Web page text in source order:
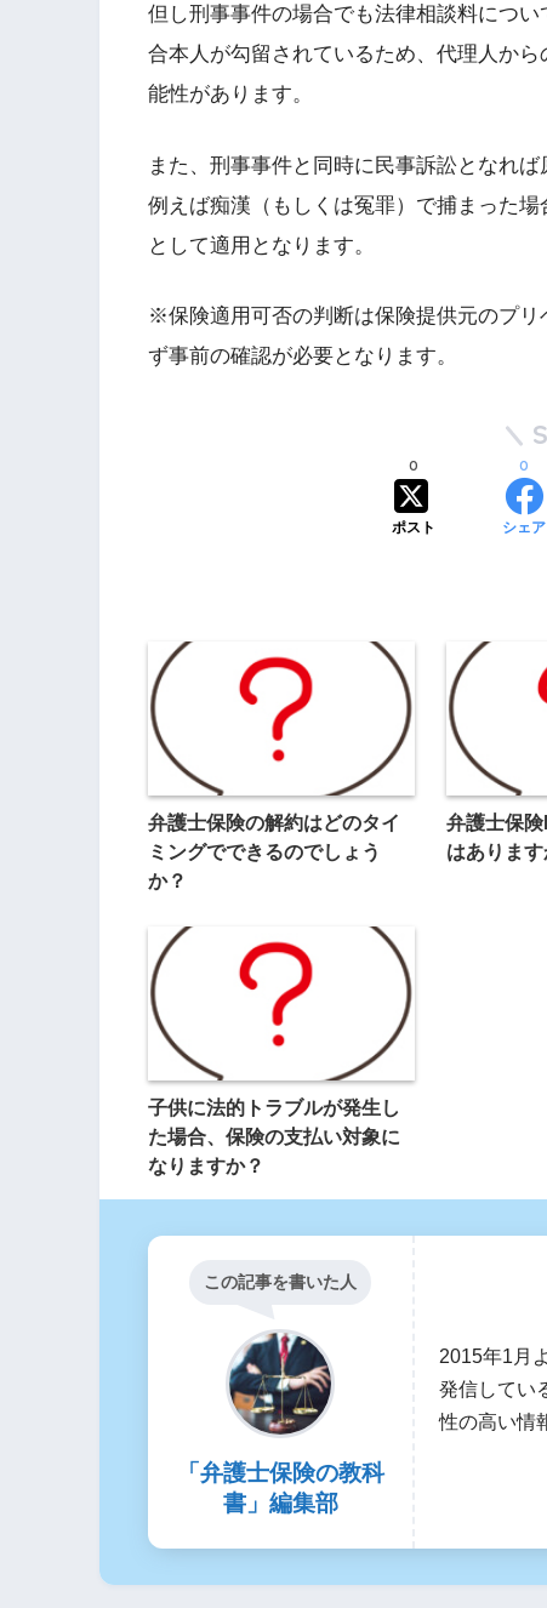
但し刑事事件の場合でも法律相談料につ
合本人が勾留されているため、代理人か
能性があります。
また、刑事事件と同時に民事訴訟となれ
例えば痴漢（もしくは冤罪）で捕まった
として適用となります。
※保険適用可否の判断は保険提供元のプ
ず事前の確認が必要となります。
ポスト
0
シェア
0
弁護士保険の解約はどのタイ
ミングでできるのでしょう
か？
弁護士保
はあります
子供に法的トラブルが発生し
た場合、保険の支払い対象に
なりますか？
この記事を書いた人
「弁護士保険の教科
書」編集部
2015年1月
発信してい
性の高い情